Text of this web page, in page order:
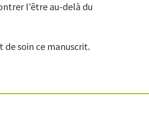
l’être au-delà du
de soin ce manuscrit.